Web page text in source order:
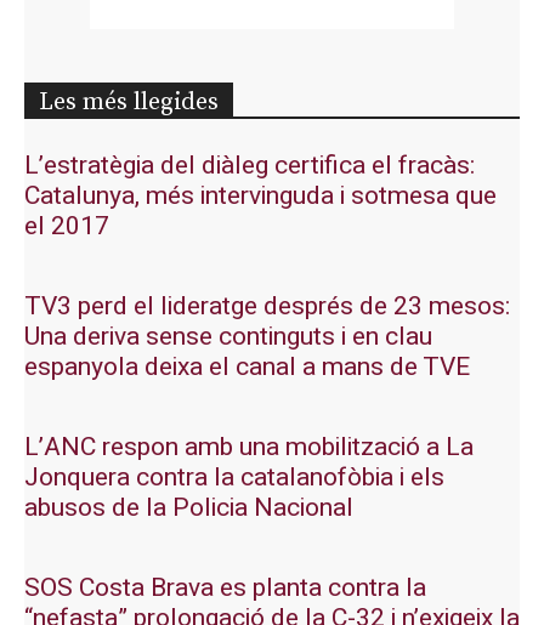
Les més llegides
L’estratègia del diàleg certifica el fracàs:
Catalunya, més intervinguda i sotmesa que
el 2017
TV3 perd el lideratge després de 23 mesos:
Una deriva sense continguts i en clau
espanyola deixa el canal a mans de TVE
L’ANC respon amb una mobilització a La
Jonquera contra la catalanofòbia i els
abusos de la Policia Nacional
SOS Costa Brava es planta contra la